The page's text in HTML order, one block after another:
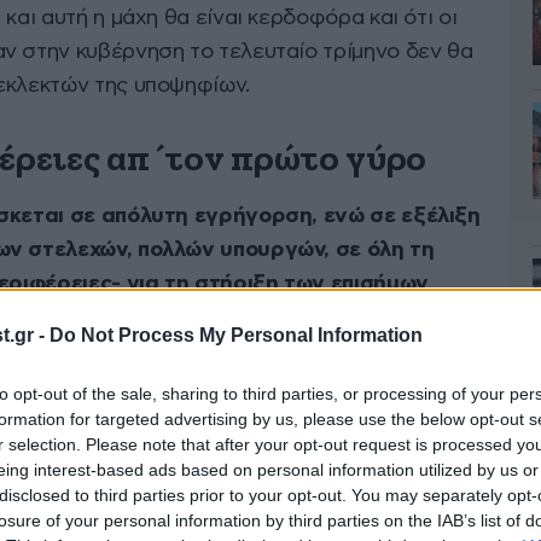
- Do Not Process My Personal Information
opt-out of the sale, sharing to third parties, or processing of your
for targeted advertising by us, please use the below opt-out
selection. Please note that after your opt-out request is processed
interest-based ads based on personal information utilized by us
to third parties prior to your opt-out. You may separately
of your personal information by third parties on the IAB’s list of
και αυτή η μάχη θα είναι κερδοφόρα και ότι οι
στην κυβέρνηση το τελευταίο τρίμηνο δεν θα
της υποψηφίων.
απ΄τον πρώτο γύρο
σε απόλυτη εγρήγορση, ενώ σε εξέλιξη
στελεχών, πολλών υπουργών, σε όλη τη
για τη στήριξη των επισήμων
η ΝΔ (αν και η 13η αφορά την Κρήτη
ανεξάρτητη υποψηφιότητα στηρίζεται από
ΝΔ είχε κερδίσει τις 11 από τις 13 περιφέρειες
πάει σίγουρα για επτά, ίσως και
παίζεται το παιχνίδι.
Μώραλης, Ζέρβας